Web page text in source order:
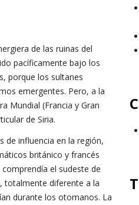
de las ruinas del
pacíficamente bajo los
porque los sultanes
emergentes. Pero, a la
Mundial (Francia y Gran
de Siria.
de influencia en la región,
británico y francés
el sudeste de
totalmente diferente a la
durante los otomanos. La